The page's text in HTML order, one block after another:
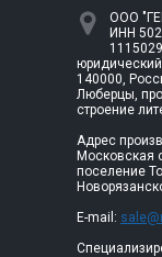
ООО
ИНН
140000,
Люберцы,
строение
Адрес
Московская
поселение
E-mail: